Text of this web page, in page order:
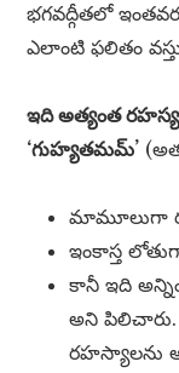
భగవద్గీతలో
ఎలాంటి ఫలితం
ఇది అత్యంత
‘గుహ్యతమమ్’
మామూలుగా
ఇంకాస్త
కానీ ఇది
అని
రహస్యాలను